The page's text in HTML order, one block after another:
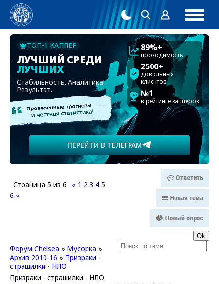
ТОП-1 КАППЕР
ЛУЧШИЙ СРЕДИ
ЛУЧШИХ
Стабильность. Аналитика.
Результат.
89%+
проходимость
2500+
довольных
клиентов
№1
в рейтинге капперов
ПЕРЕЙТИ В ТЕЛЕГРАМ
Страница 5 из 6 « 1 2 3 4 5
6 »
Форум Chelsea » Мусорка »
Архив 2010-16 » Призраки -
страшилки - НЛО
Призраки - страшилки - НЛО